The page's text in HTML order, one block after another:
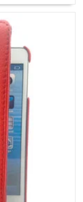
voor Ipad